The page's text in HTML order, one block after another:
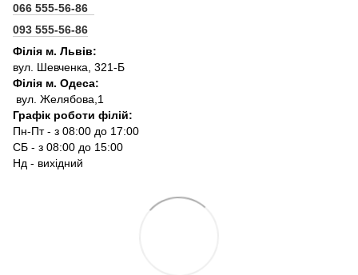
066 555-56-86
093 555-56-86
Філія м. Львів:
вул. Шевченка, 321-Б
Філія м. Одеса:
вул. Желябова,1
Графік роботи філій:
Пн-Пт - з 08:00 до 17:00
СБ - з 08:00 до 15:00
Нд - вихідний